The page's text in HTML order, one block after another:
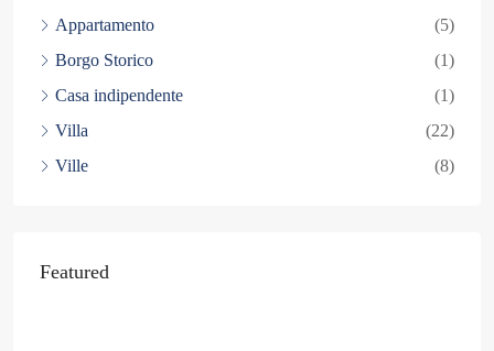
Appartamento
(5)
Borgo Storico
(1)
Casa indipendente
(1)
Villa
(22)
Ville
(8)
Featured